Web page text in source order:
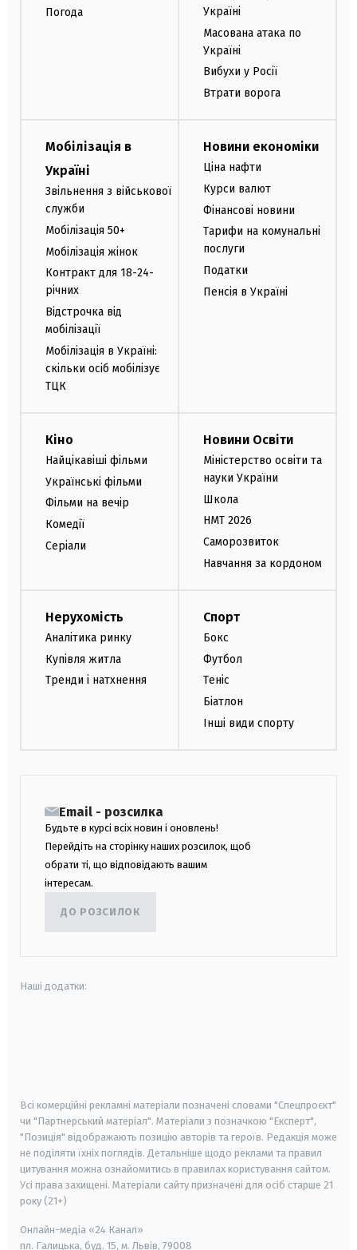
Погода
Україні
Масована атака по
Україні
Вибухи у Росії
Втрати ворога
Мобілізація в
Україні
Звільнення з військової
служби
Мобілізація 50+
Мобілізація жінок
Контракт для 18-24-
річних
Відстрочка від
мобілізації
Мобілізація в Україні:
скільки осіб мобілізує
ТЦК
Новини економіки
Ціна нафти
Курси валют
Фінансові новини
Тарифи на комунальні
послуги
Податки
Пенсія в Україні
Кіно
Найцікавіші фільми
Українські фільми
Фільми на вечір
Комедії
Серіали
Новини Освіти
Міністерство освіти та
науки України
Школа
НМТ 2026
Саморозвиток
Навчання за кордоном
Нерухомість
Аналітика ринку
Купівля житла
Тренди і натхнення
Спорт
Бокс
Футбол
Теніс
Біатлон
Інші види спорту
Email - розсилка
Будьте в курсі всіх новин і оновлень!
Перейдіть на сторінку наших розсилок, щоб
обрати ті, що відповідають вашим
інтересам.
ДО РОЗСИЛОК
Наші додатки:
Всі комерційні рекламні матеріали позначені словами "Спецпроєкт"
чи "Партнерський матеріал". Матеріали з позначкою "Експерт",
"Позиція" відображають позицію авторів та героїв. Редакція може
не поділяти їхніх поглядів. Детальніше щодо реклами та правил
цитування можна ознайомитись в правилах користування сайтом.
Усі права захищені. Матеріали сайту призначені для осіб старше 21
року (21+)
Онлайн-медіа «24 Канал»
пл. Галицька, буд. 15, м. Львів, 79008